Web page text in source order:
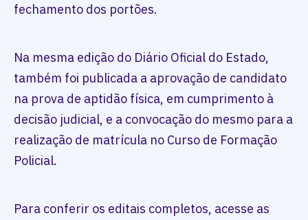
fechamento dos portões.
Na mesma edição do Diário Oficial do Estado,
também foi publicada a aprovação de candidato
na prova de aptidão física, em cumprimento à
decisão judicial, e a convocação do mesmo para a
realização de matrícula no Curso de Formação
Policial.
Para conferir os editais completos, acesse as